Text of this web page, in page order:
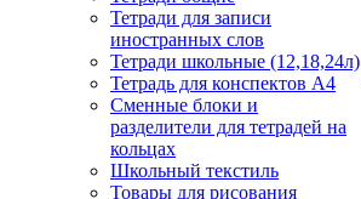
Тетради для записи
иностранных слов
Тетради школьные (12,18,24л)
Тетрадь для конспектов А4
Сменные блоки и
разделители для тетрадей на
кольцах
Школьный текстиль
Товары для рисования